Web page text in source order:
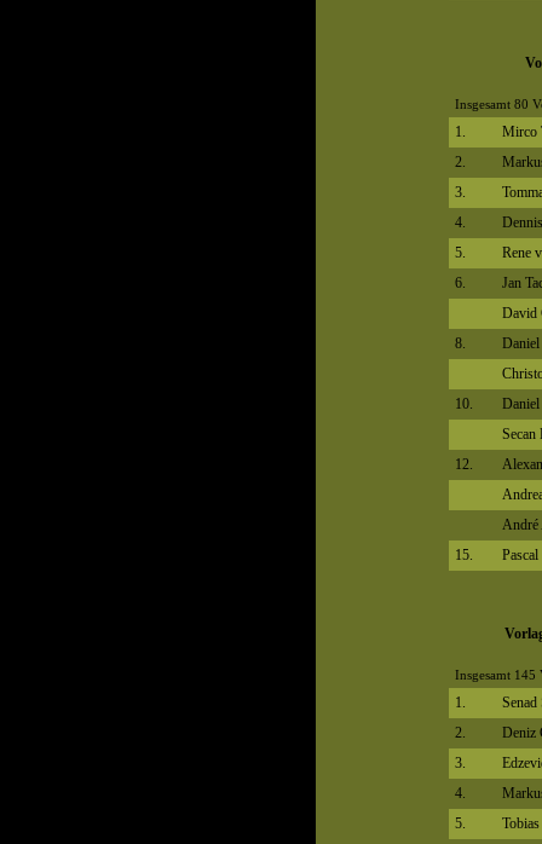
Insgesamt 80
1.
Mirco
2.
3.
4.
5.
Rene
6.
Jan
David
8.
Daniel
10.
Daniel
Secan
12.
André
15.
Insgesamt 145
1.
2.
Deniz
3.
4.
5.